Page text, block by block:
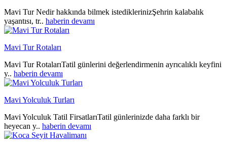
Mavi Tur Nedir hakkında bilmek istediklerinizŞehrin kalabalık
yaşantısı, tr.. haberin devamı
Mavi Tur Rotaları
Mavi Tur RotalarıTatil günlerini değerlendirmenin ayrıcalıklı keyfini
y.. haberin devamı
Mavi Yolculuk Turları
Mavi Yolculuk Tatil FirsatlarıTatil günlerinizde daha farklı bir
heyecan y.. haberin devamı